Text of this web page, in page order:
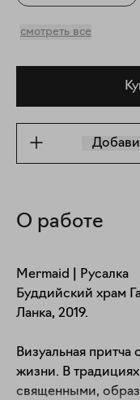
смотреть все
О работе
Mermaid | Русалка
Буддийский храм
Ланка, 2019.
Визуальная
жизни. В
священными,